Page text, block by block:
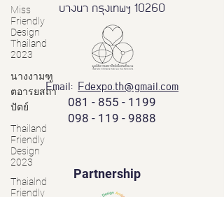
Miss
Friendly
Design
Thailand
2023
นางงามฑู
ตอารยสถา
ปัตย์
Thailand
Friendly
Design
2023
Thaialnd
Friendly
บางนา กรุงเทพฯ 10260
Email: Fdexpo.th@gmail.com
081 - 855 - 1199
098 - 119 - 9888
Partnership